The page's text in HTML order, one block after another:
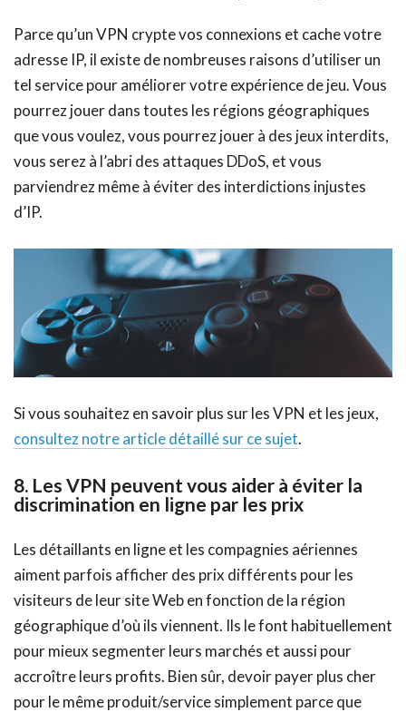
Parce qu’un VPN crypte vos connexions et cache votre
adresse IP, il existe de nombreuses raisons d’utiliser un
tel service pour améliorer votre expérience de jeu. Vous
pourrez jouer dans toutes les régions géographiques
que vous voulez, vous pourrez jouer à des jeux interdits,
vous serez à l’abri des attaques DDoS, et vous
parviendrez même à éviter des interdictions injustes
d’IP.
Si vous souhaitez en savoir plus sur les VPN et les jeux,
consultez notre article détaillé sur ce sujet.
8. Les VPN peuvent vous aider à éviter la
discrimination en ligne par les prix
Les détaillants en ligne et les compagnies aériennes
aiment parfois afficher des prix différents pour les
visiteurs de leur site Web en fonction de la région
géographique d’où ils viennent. Ils le font habituellement
pour mieux segmenter leurs marchés et aussi pour
accroître leurs profits. Bien sûr, devoir payer plus cher
pour le même produit/service simplement parce que